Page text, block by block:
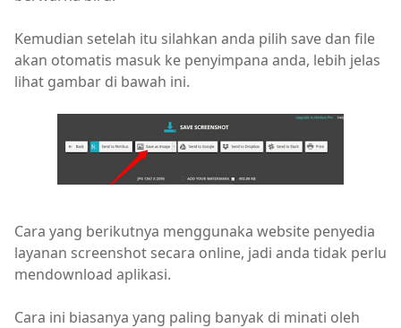
Kemudian setelah itu silahkan anda pilih save dan file
akan otomatis masuk ke penyimpana anda, lebih jelas
lihat gambar di bawah ini.
Cara yang berikutnya menggunaka website penyedia
layanan screenshot secara online, jadi anda tidak perlu
mendownload aplikasi.
Cara ini biasanya yang paling banyak di minati oleh